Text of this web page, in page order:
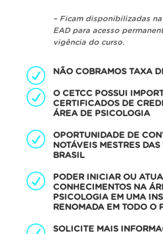
– Ficam disponibilizadas na
EAD para acesso
vigência do curso.
NÃO COBRAMOS TAXA
O CETCC POSSUI
CERTIFICADOS DE
ÁREA DE PSICOLOGIA
OPORTUNIDADE DE
NOTÁVEIS MESTRES
BRASIL
PODER INICIAR OU
CONHECIMENTOS NA
PSICOLOGIA EM UMA
RENOMADA EM TODO O
SOLICITE MAIS